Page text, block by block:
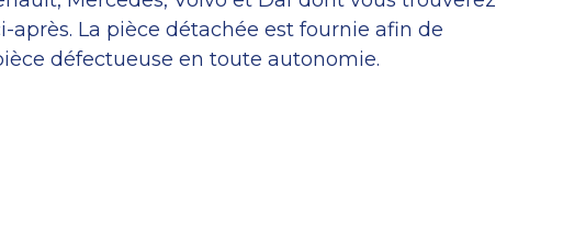
après. La pièce détachée est fournie afin de
défectueuse en toute autonomie.